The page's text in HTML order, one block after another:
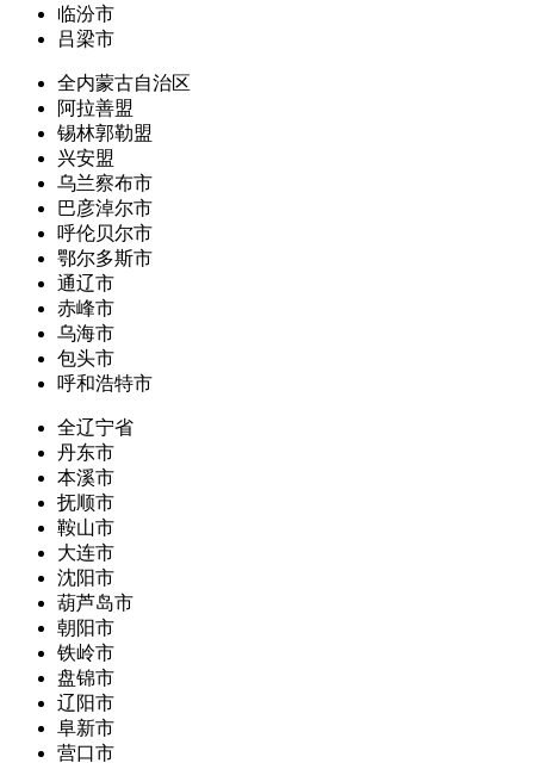
临汾市
吕梁市
全内蒙古自治区
阿拉善盟
锡林郭勒盟
兴安盟
乌兰察布市
巴彦淖尔市
呼伦贝尔市
鄂尔多斯市
通辽市
赤峰市
乌海市
包头市
呼和浩特市
全辽宁省
丹东市
本溪市
抚顺市
鞍山市
大连市
沈阳市
葫芦岛市
朝阳市
铁岭市
盘锦市
辽阳市
阜新市
营口市